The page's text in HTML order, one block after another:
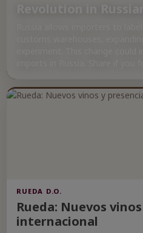
Revolution in
RUEDA D.O.
Rueda: Nuevos
internacional